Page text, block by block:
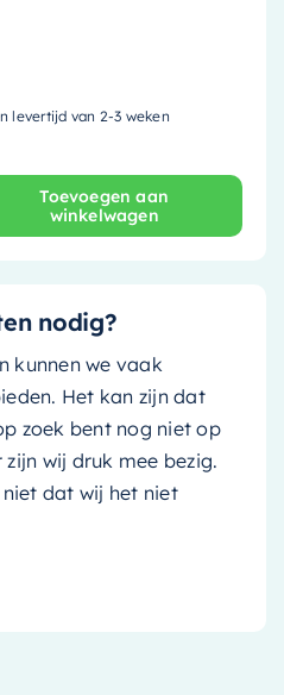
levertijd van 2-3 weken
- 59.5x29.5cm - solid
Toevoegen aan
winkelwagen
nodig?
kunnen we vaak
Het kan zijn dat
zoek bent nog niet op
wij druk mee bezig.
dat wij het niet